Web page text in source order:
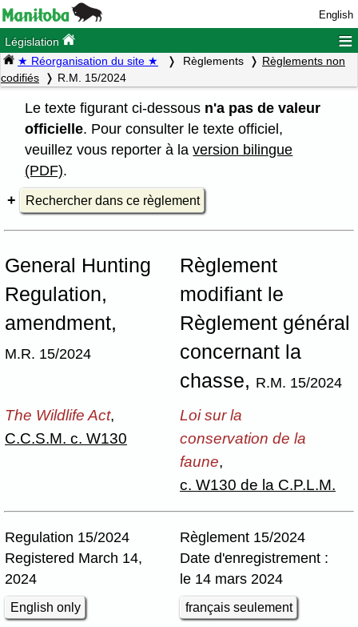
English
Législation ≡
★ Réorganisation du site ★ Règlements
Règlements non
codifiés
R.M. 15/2024
Le texte figurant ci-dessous n'a pas de valeur
officielle. Pour consulter le texte officiel,
veuillez vous reporter à laversion bilingue
(PDF).
Rechercher dans ce règlement
General Hunting
Regulation,
amendment,
M.R. 15/2024
Règlement
modifiant le
Règlement général
concernant la
chasse, R.M. 15/2024
The Wildlife Act,
C.C.S.M. c. W130
Loi sur la
conservation de la
faune,
c. W130 de la C.P.L.M.
Regulation 15/2024
Registered March 14,
2024
English only
Règlement 15/2024
Date d'enregistrement :
le 14 mars 2024
français seulement